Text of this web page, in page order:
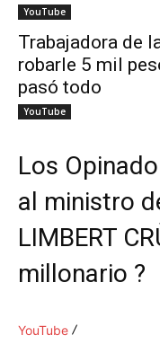
YouTube
Trabajadora de
robarle 5 mil
pasó todo
YouTube
Los
al ministro
LIMBERT
millonario ?
YouTube